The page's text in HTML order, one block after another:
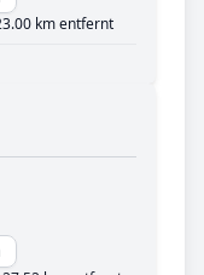
km entfernt